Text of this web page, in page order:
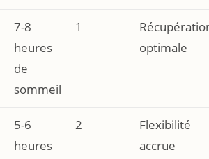
7-8
heures
de
sommeil
1
optimale
5-6
heures
2
Flexibilité
accrue